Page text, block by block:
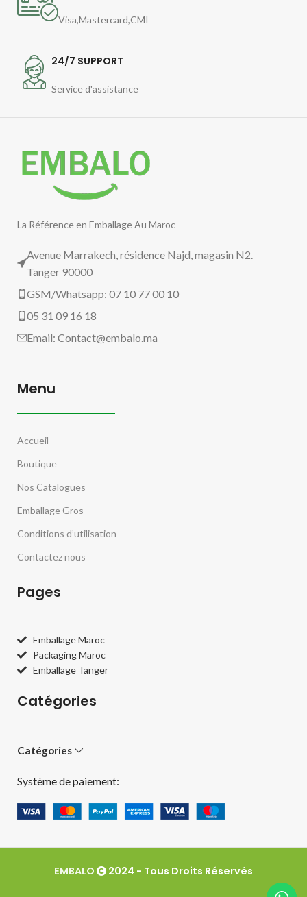
Visa,Mastercard,CMI
24/7 SUPPORT
Service d'assistance
La Référence en Emballage Au Maroc
Avenue Marrakech, résidence Najd, magasin N2.
Tanger 90000
GSM/Whatsapp: 07 10 77 00 10
05 31 09 16 18
Email:Contact@embalo.ma
Menu
Accueil
Boutique
Nos Catalogues
Emballage Gros
Conditions d’utilisation
Contactez nous
Pages
Emballage Maroc
Packaging Maroc
Emballage Tanger
Catégories
Catégories
Système de paiement:
EMBALO 2024 - Tous Droits Réservés